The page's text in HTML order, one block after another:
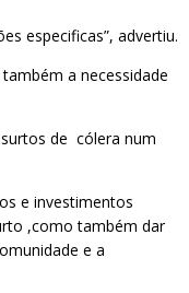
especificas”, advertiu.
a necessidade
de cólera num
e investimentos
,como também dar
e a